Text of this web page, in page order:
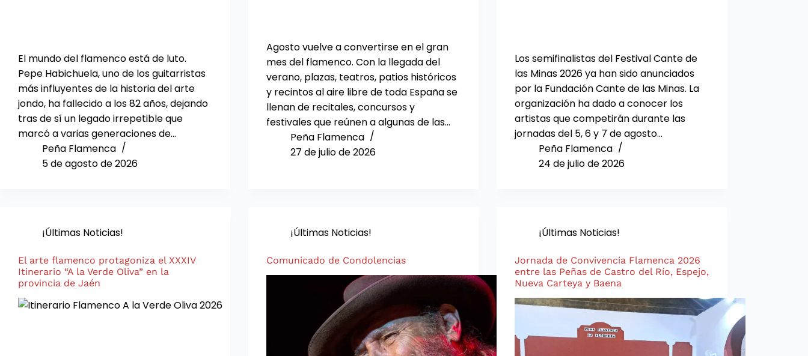
El mundo del flamenco está de luto.
Pepe Habichuela, uno de los guitarristas
más influyentes de la historia del arte
jondo, ha fallecido a los 82 años, dejando
tras de sí un legado irrepetible que
marcó a varias generaciones de…
Peña Flamenca
5 de agosto de 2026
Agosto vuelve a convertirse en el gran
mes del flamenco. Con la llegada del
verano, plazas, teatros, patios históricos
y recintos al aire libre de toda España se
llenan de recitales, concursos y
festivales que reúnen a algunas de las…
Peña Flamenca
27 de julio de 2026
Los semifinalistas del Festival Cante de
las Minas 2026 ya han sido anunciados
por la Fundación Cante de las Minas. La
organización ha dado a conocer los
artistas que competirán durante las
jornadas del 5, 6 y 7 de agosto…
Peña Flamenca
24 de julio de 2026
¡Últimas Noticias!
El arte flamenco protagoniza el XXXIV
Itinerario “A la Verde Oliva” en la
provincia de Jaén
¡Últimas Noticias!
Comunicado de Condolencias
¡Últimas Noticias!
Jornada de Convivencia Flamenca 2026
entre las Peñas de Castro del Río, Espejo,
Nueva Carteya y Baena